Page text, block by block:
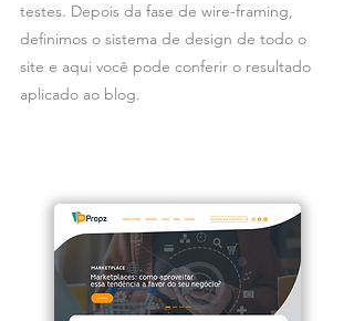
testes. Depois da fase de wire-framing,
definimos o sistema de design de todo o
site e aqui você pode conferir o resultado
aplicado ao blog.